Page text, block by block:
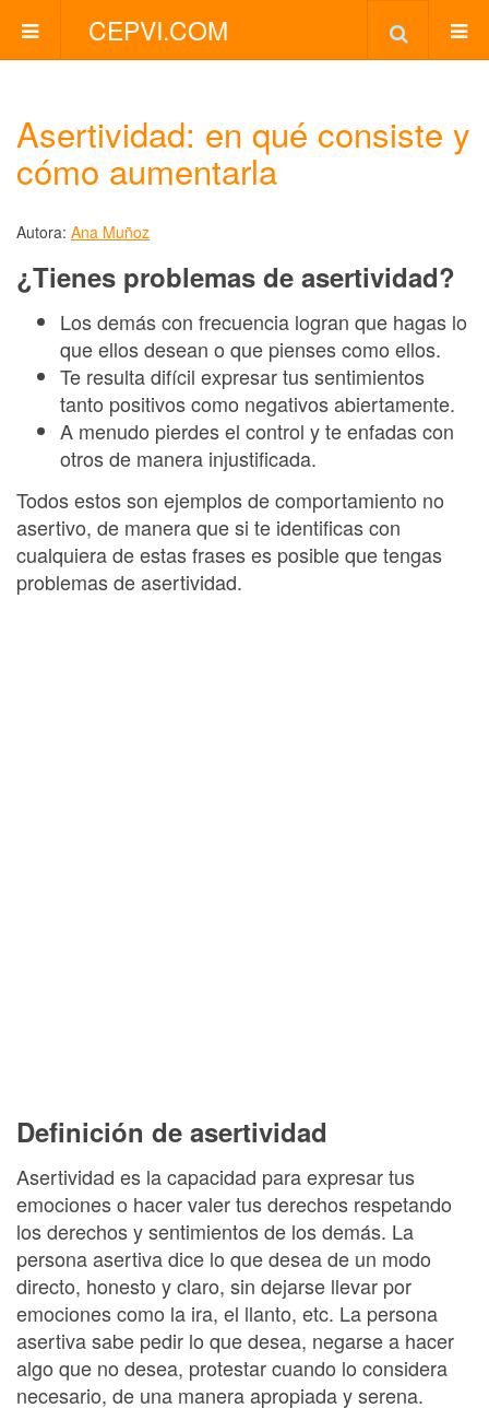
CEPVI.COM
Asertividad: en qué consiste y
cómo aumentarla
Autora: Ana Muñoz
¿Tienes problemas de asertividad?
Los demás con frecuencia logran que hagas lo
que ellos desean o que pienses como ellos.
Te resulta difícil expresar tus sentimientos
tanto positivos como negativos abiertamente.
A menudo pierdes el control y te enfadas con
otros de manera injustificada.
Todos estos son ejemplos de comportamiento no
asertivo, de manera que si te identificas con
cualquiera de estas frases es posible que tengas
problemas de asertividad.
Definición de asertividad
Asertividad es la capacidad para expresar tus
emociones o hacer valer tus derechos respetando
los derechos y sentimientos de los demás. La
persona asertiva dice lo que desea de un modo
directo, honesto y claro, sin dejarse llevar por
emociones como la ira, el llanto, etc. La persona
asertiva sabe pedir lo que desea, negarse a hacer
algo que no desea, protestar cuando lo considera
necesario, de una manera apropiada y serena.